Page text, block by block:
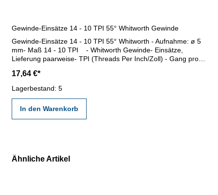
Gewinde-Einsätze 14 - 10 TPI 55° Whitworth Gewinde
Gewinde-Einsätze 14 - 10 TPI 55° Whitworth - Aufnahme: ø 5
mm- Maß 14 - 10 TPI - Whitworth Gewinde- Einsätze,
Lieferung paarweise- TPI (Threads Per Inch/Zoll) - Gang pro
17,64 €*
Lagerbestand: 5
In den Warenkorb
Produktgalerie überspringen
Ähnliche Artikel